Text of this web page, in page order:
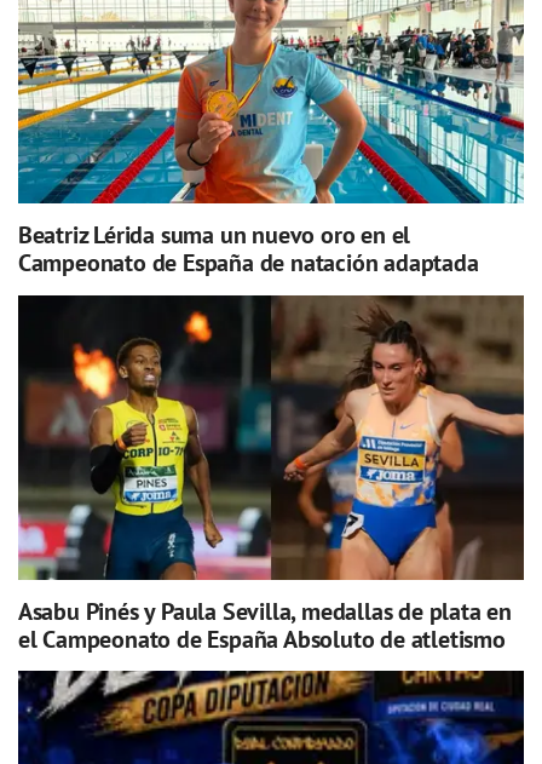
Beatriz Lérida suma un nuevo oro en el
Campeonato de España de natación adaptada
Asabu Pinés y Paula Sevilla, medallas de plata en
el Campeonato de España Absoluto de atletismo